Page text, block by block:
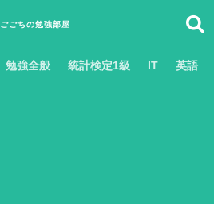
ごごちの勉強部屋
勉強全般 統計検定1級 IT 英語